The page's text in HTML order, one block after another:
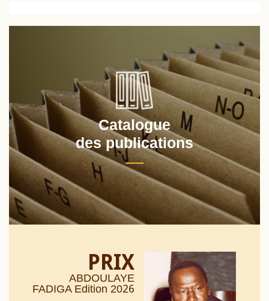
Catalogue
des publications
PRIX
ABDOULAYE
FADIGA Edition 2026